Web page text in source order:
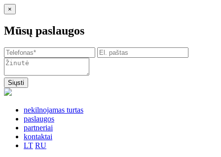
×
Mūsų paslaugos
Siųsti
nekilnojamas turtas
paslaugos
partneriai
kontaktai
LT RU